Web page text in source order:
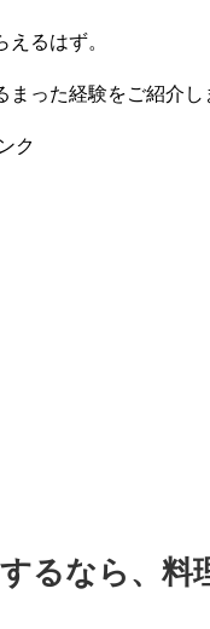
るはず。
った経験をご紹介し
ク
るなら、料